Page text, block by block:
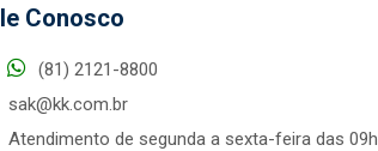
Conosco
(81) 2121-8800
sak@kk.com.br
Atendimento de segunda a sexta-feira das 09h